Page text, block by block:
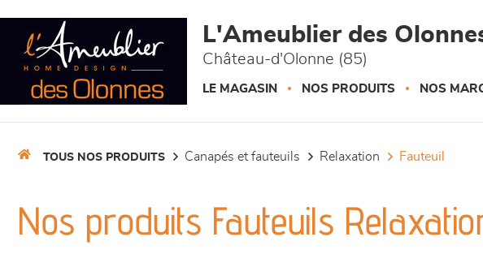
L'Ameublier des
Château-d'Olonne (85)
LE MAGASIN NOS PRODUITS NOS
TOUS NOS PRODUITS canapés et fauteuils relaxation fauteuil
Nos produits Fauteuils